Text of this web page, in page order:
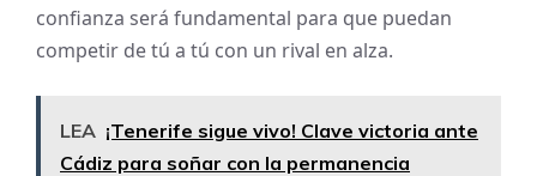
confianza será fundamental para que puedan
competir de tú a tú con un rival en alza.
LEA ¡Tenerife sigue vivo! Clave victoria ante
Cádiz para soñar con la permanencia